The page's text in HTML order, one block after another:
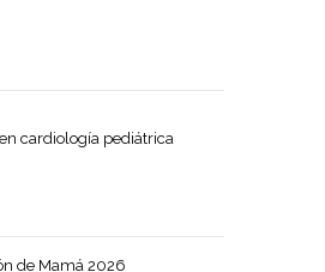
cardiología pediátrica
de Mamá 2026